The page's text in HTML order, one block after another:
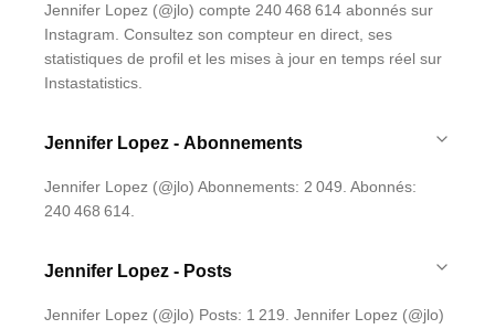
Jennifer Lopez (@jlo) compte 240 468 614 abonnés sur
Instagram. Consultez son compteur en direct, ses
statistiques de profil et les mises à jour en temps réel sur
Instastatistics.
Jennifer Lopez - Abonnements
Jennifer Lopez (@jlo) Abonnements: 2 049. Abonnés:
240 468 614.
Jennifer Lopez - Posts
Jennifer Lopez (@jlo) Posts: 1 219. Jennifer Lopez (@jlo)